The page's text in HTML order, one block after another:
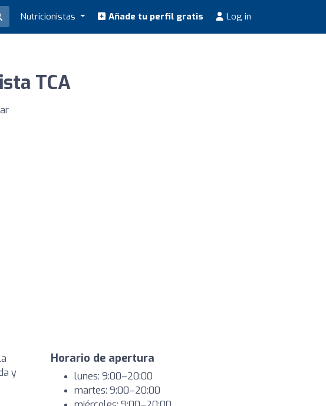
Nutricionistas Añade tu perfil gratis Log in
TCA
y
Horario de apertura
lunes: 9:00–20:00
martes: 9:00–20:00